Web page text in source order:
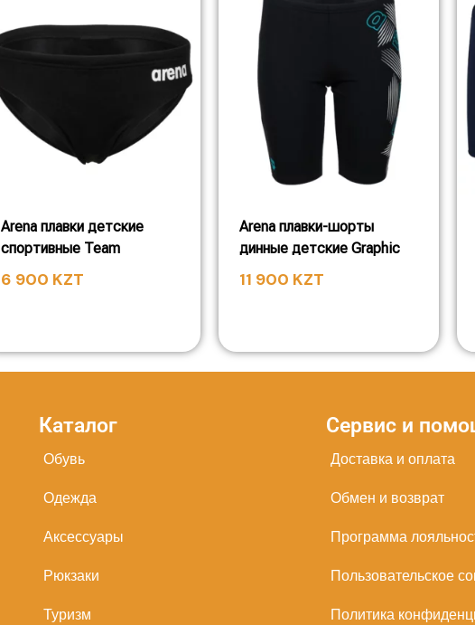
Arena плавки детские
спортивные Team
6 900 KZT
Arena плавки-шорты
динные детские Graphic
11 900 KZT
Каталог
Обувь
Одежда
Аксессуары
Рюкзаки
Туризм
Сервис и
Доставка и оплата
Обмен и возврат
Программа
Пользовательское
Политика